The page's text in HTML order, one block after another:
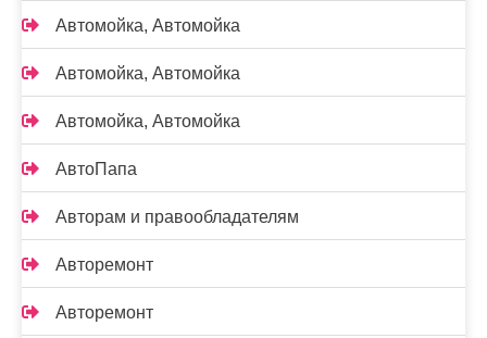
Автомойка, Автомойка
Автомойка, Автомойка
Автомойка, Автомойка
АвтоПапа
Авторам и правообладателям
Авторемонт
Авторемонт